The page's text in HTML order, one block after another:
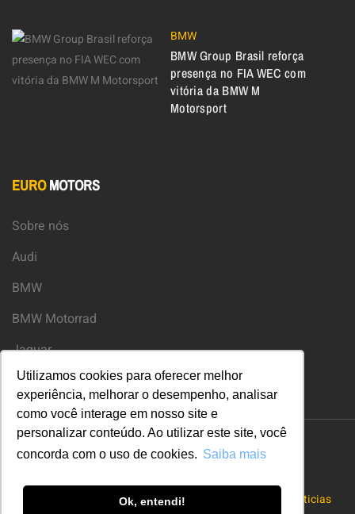
Utilizamos cookies para oferecer melhor
experiência, melhorar o desempenho, analisar
como você interage em nosso site e
personalizar conteúdo. Ao utilizar este site, você
concorda com o uso de cookies. Saiba mais
Ok, entendi!
BMW
BMW Group Brasil reforça
presença no FIA WEC com
vitória da BMW M
Motorsport
EUROMOTORS
Sobre nós
Audi
BMW
BMW Motorrad
Jaguar
Land Rover
Noticias